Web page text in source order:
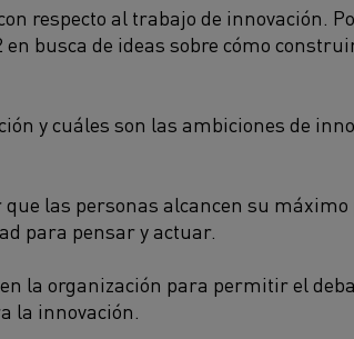
respecto al trabajo de innovación.
busca de ideas sobre cómo
y cuáles son las ambiciones de
las personas alcancen su máximo
para pensar y actuar.
la organización para permitir el
la innovación.